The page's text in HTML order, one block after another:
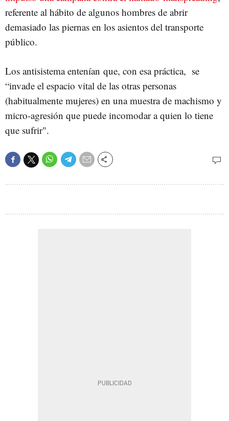
referente al hábito de algunos hombres de abrir
demasiado las piernas en los asientos del transporte
público.
Los antisistema entenían que, con esa práctica, se
“invade el espacio vital de las otras personas
(habitualmente mujeres) en una muestra de machismo y
micro-agresión que puede incomodar a quien lo tiene
que sufrir".